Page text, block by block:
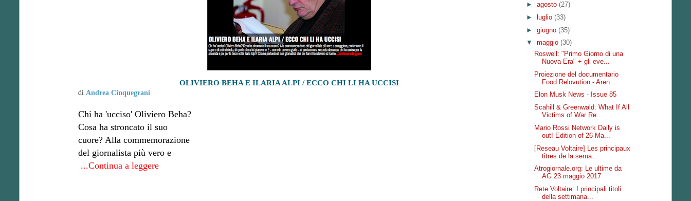
OLIVIERO BEHA E ILARIA ALPI / ECCO CHI LI HA UCCISI
di Andrea Cinquegrani
Chi ha 'ucciso' Oliviero Beha?
Cosa ha stroncato il suo
cuore? Alla commemorazione
del giornalista più vero e
...Continua a leggere
► agosto (27)
►
luglio (33)
► giugno (35)
▼ maggio (30)
Roswell: "Primo Giorno di una
Nuova Era" + gli eve...
Proiezione del documentario
Food Relovution - Aren...
Elon Musk News - Issue 85
Scahill & Greenwald: What If All
Victims of War Re...
Mario Rossi Network Daily is
out! Edition of 26 Ma...
[Reseau Voltaire] Les principaux
titres de la sema...
Atrogiornale.org: Le ultime da
AG 23 maggio 2017
Rete Voltaire: I principali titoli
della settimana...